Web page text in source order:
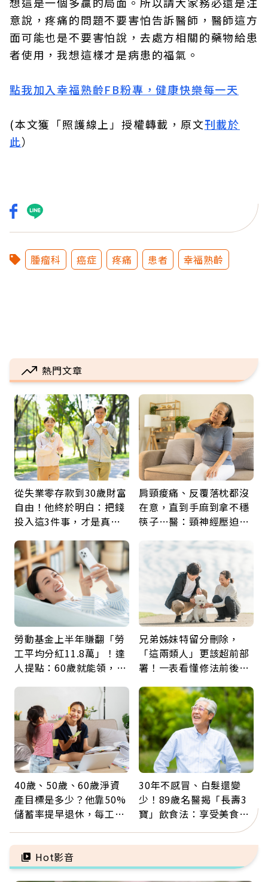
意說，疼痛的問題不要害怕告訴醫師，醫師這方
面可能也是不要害怕說，去處方相關的藥物給患
者使用，我想這樣才是病患的福氣。
點我加入幸福熟齡FB粉專，健康快樂每一天
(本文獲「照護線上」授權轉載，原文刊載於
此）
腫瘤科 癌症 疼痛 患者 幸福熟齡
熱門文章
從失業零存款到30歲財富
自由！他終於明白：把錢
投入這3件事，才是真正
肩頸痠痛、反覆落枕都沒
在意，直到手麻到拿不穩
筷子…醫：頸神經壓迫上
鍵
勞動基金上半年賺翻「勞
工平均分紅11.8萬」！達
人提點：60歲就能領，重
兄弟姊妹特留分刪除，
「這兩類人」更該超前部
署！一表看懂修法前後差
更多
40歲、50歲、60歲淨資
產目標是多少？他靠50%
儲蓄率提早退休，每工作
30年不感冒、白髮還變
少！89歲名醫揭「長壽3
寶」飲食法：享受美食不
忌口，偶爾也該吃點肉
Hot影音